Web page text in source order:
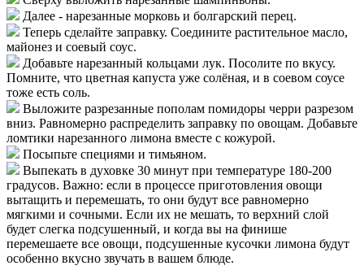
Далее - нарезанные морковь и болгарский перец.
Теперь сделайте заправку. Соедините растительное масло,
майонез и соевый соус.
Добавьте нарезанный кольцами лук. Посолите по вкусу.
Помните, что цветная капуста уже солёная, и в соевом соусе
тоже есть соль.
Выложите разрезанные пополам помидоры черри разрезом
вниз. Равномерно распределить заправку по овощам. Добавьте
ломтики нарезанного лимона вместе с кожурой.
Посыпьте специями и тимьяном.
Выпекать в духовке 30 минут при температуре 180-200
градусов. Важно: если в процессе приготовления овощи
вытащить и перемешать, то они будут все равномерно
мягкими и сочными. Если их не мешать, то верхний слой
будет слегка подсушенный, и когда вы на финише
перемешаете все овощи, подсушенные кусочки лимона будут
особенно вкусно звучать в вашем блюде.